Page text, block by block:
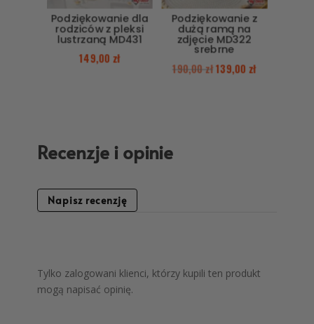
Podziękowanie dla
rodziców z pleksi
lustrzaną MD431
149,00 zł
Podziękowanie z
dużą ramą na
zdjęcie MD322
srebrne
190,00 zł139,00 zł
Recenzje i opinie
Napisz recenzję
Tylko zalogowani klienci, którzy kupili ten produkt
mogą napisać opinię.